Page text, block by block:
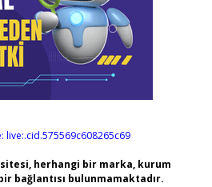
live:.cid.575569c608265c69
herhangi bir marka, kurum
bağlantısı bulunmamaktadır.